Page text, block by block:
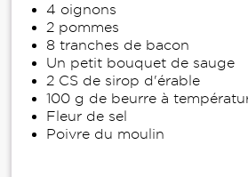
4 oignons
2 pommes
8 tranches de bacon
Un petit bouquet de sauge
2 CS de sirop d'érable
100 g de beurre à
Fleur de sel
Poivre du moulin